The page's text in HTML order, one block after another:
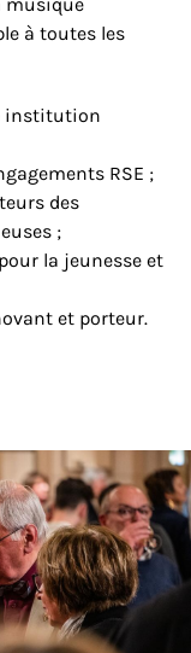
à toutes les
institution
RSE ;
des
;
la jeunesse et
et porteur.